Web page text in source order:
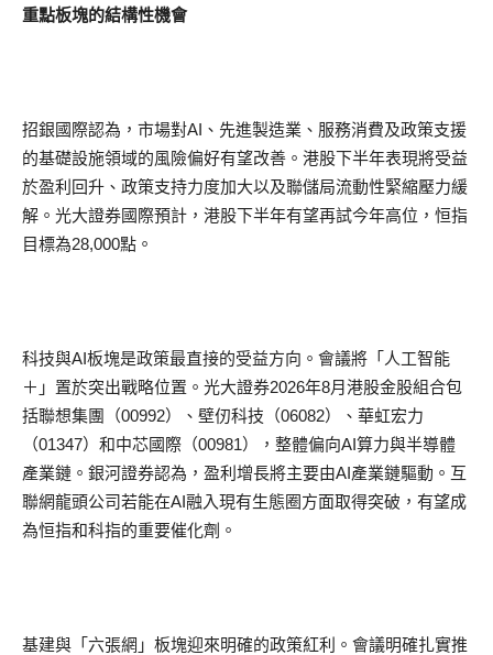
重點板塊的結構性機會
招銀國際認為，市場對AI、先進製造業、服務消費及政策支援
的基礎設施領域的風險偏好有望改善。港股下半年表現將受益
於盈利回升、政策支持力度加大以及聯儲局流動性緊縮壓力緩
解。光大證券國際預計，港股下半年有望再試今年高位，恒指
目標為28,000點。
科技與AI板塊是政策最直接的受益方向。會議將「人工智能
＋」置於突出戰略位置。光大證券2026年8月港股金股組合包
括聯想集團（00992）、壁仞科技（06082）、華虹宏力
（01347）和中芯國際（00981），整體偏向AI算力與半導體
產業鏈。銀河證券認為，盈利增長將主要由AI產業鏈驅動。互
聯網龍頭公司若能在AI融入現有生態圈方面取得突破，有望成
為恒指和科指的重要催化劑。
基建與「六張網」板塊迎來明確的政策紅利。會議明確扎實推